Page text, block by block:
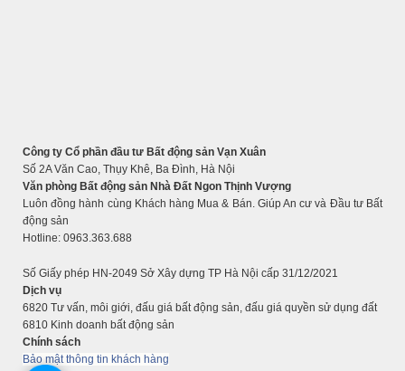
Công ty Cổ phần đầu tư Bất động sản Vạn Xuân
Số 2A Văn Cao, Thụy Khê, Ba Đình, Hà Nội
Văn phòng Bất động sản Nhà Đất Ngon Thịnh Vượng
Luôn đồng hành cùng Khách hàng Mua & Bán. Giúp An cư và Đầu tư Bất
động sản
Hotline: 0963.363.688
Số Giấy phép HN-2049 Sở Xây dựng TP Hà Nội cấp 31/12/2021
Dịch vụ
6820 Tư vấn, môi giới, đấu giá bất động sản, đấu giá quyền sử dụng đất
6810 Kinh doanh bất động sản
Chính sách
Bảo mật thông tin khách hàng